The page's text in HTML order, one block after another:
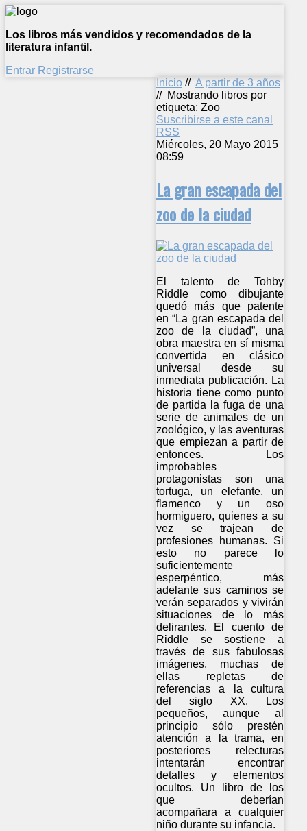
Los libros más vendidos y recomendados de la
literatura infantil.
Entrar Registrarse
Inicio // A partir de 3 años
// Mostrando libros por
etiqueta: Zoo
Suscribirse a este canal
RSS
Miércoles, 20 Mayo 2015
08:59
La gran escapada del
zoo de la ciudad
El talento de Tohby
Riddle como dibujante
quedó más que patente
en “La gran escapada del
zoo de la ciudad”, una
obra maestra en sí misma
convertida en clásico
universal desde su
inmediata publicación. La
historia tiene como punto
de partida la fuga de una
serie de animales de un
zoológico, y las aventuras
que empiezan a partir de
entonces. Los
improbables
protagonistas son una
tortuga, un elefante, un
flamenco y un oso
hormiguero, quienes a su
vez se trajean de
profesiones humanas. Si
esto no parece lo
suficientemente
esperpéntico, más
adelante sus caminos se
verán separados y vivirán
situaciones de lo más
delirantes. El cuento de
Riddle se sostiene a
través de sus fabulosas
imágenes, muchas de
ellas repletas de
referencias a la cultura
del siglo XX. Los
pequeños, aunque al
principio sólo prestén
atención a la trama, en
posteriores relecturas
intentarán encontrar
detalles y elementos
ocultos. Un libro de los
que deberían
acompañara a cualquier
niño durante su infancia.